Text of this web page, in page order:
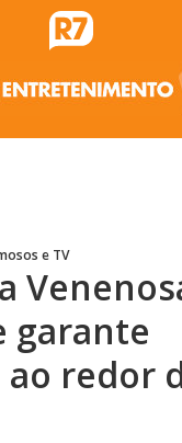
e TV
garante
redor